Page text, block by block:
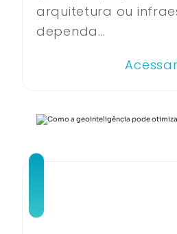
arquitetura ou
dependa...